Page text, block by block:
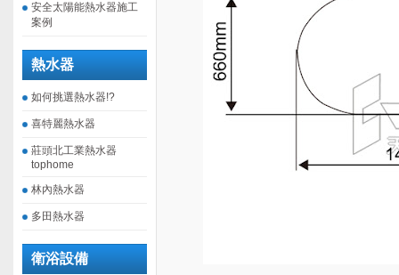
安全太陽能熱水器施工
案例
熱水器
如何挑選熱水器!?
喜特麗熱水器
莊頭北工業熱水器
tophome
林內熱水器
多田熱水器
衛浴設備